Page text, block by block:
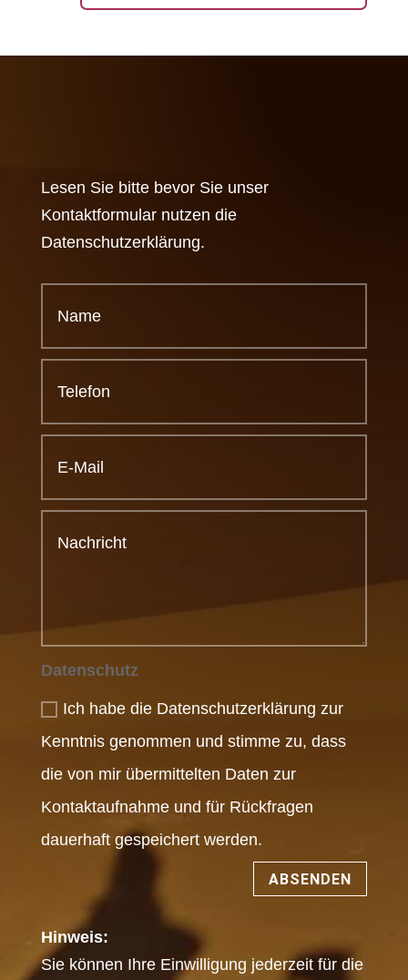
Lesen Sie bitte bevor Sie unser
Kontaktformular nutzen die
Datenschutzerklärung.
Datenschutz
Ich habe die Datenschutzerklärung zur
Kenntnis genommen und stimme zu, dass
die von mir übermittelten Daten zur
Kontaktaufnahme und für Rückfragen
dauerhaft gespeichert werden.
ABSENDEN
Hinweis:
Sie können Ihre Einwilligung jederzeit für die